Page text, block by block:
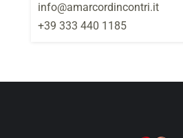
info@amarcordincontri.it
+39 333 440 1185